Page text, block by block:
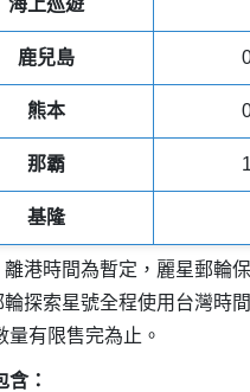
海上巡遊
鹿兒島
熊本
那霸
基隆
港時間為暫定，麗星郵輪
探索星號全程使用台灣時
量有限售完為止。
含：